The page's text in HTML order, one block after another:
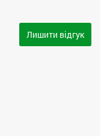
Лишити відгук